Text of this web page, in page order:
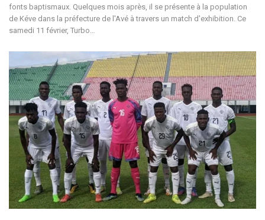
fonts baptismaux. Quelques mois après, il se présente à la population
de Kéve dans la préfecture de l'Avé à travers un match d'exhibition. Ce
samedi 11 février, Turbo…